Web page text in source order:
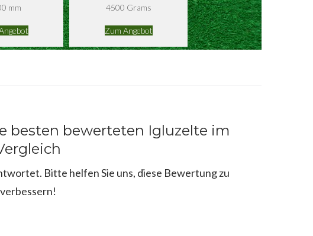
mm
4500 Grams
Zum Angebot
besten bewerteten Igluzelte im
Bitte helfen Sie uns, diese Bewertung zu
verbessern!